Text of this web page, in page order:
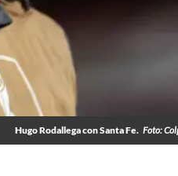
Hugo Rodallega con Santa Fe. Foto: